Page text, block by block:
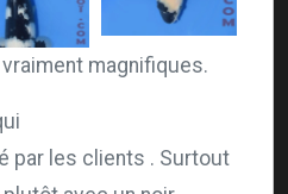
magnifiques.
par les clients . Surtout